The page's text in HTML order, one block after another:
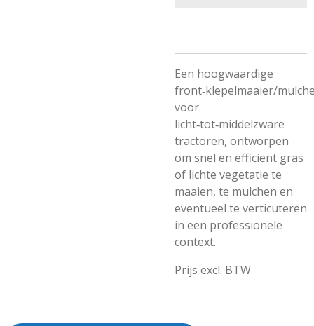
Een hoogwaardige
front‑klepelmaaier/
voor
licht‑tot‑middelzware
tractoren, ontworpen
om snel en efficiënt gras
of lichte vegetatie te
maaien, te mulchen en
eventueel te verticuteren
in een professionele
context.
Prijs excl. BTW